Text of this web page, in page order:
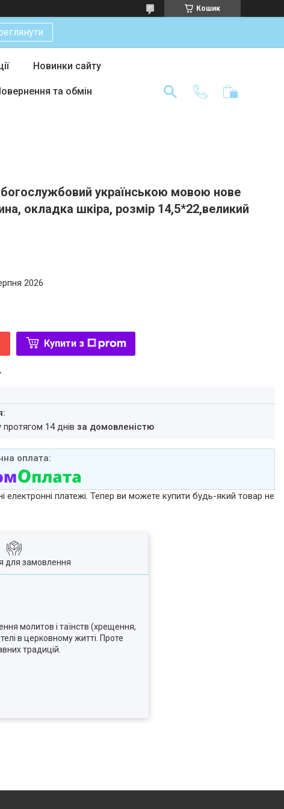
Кошик
Новинки сайту
та обмін
українською мовою нове
окладка шкіра, розмір 14,5*22,великий
2026
Купити з
протягом 14 днівза домовленістю
електронні платежі. Тепер ви можете купити будь-який товар не
для замовлення
молитов і таїнств (хрещення,
в церковному житті. Проте
традицій.